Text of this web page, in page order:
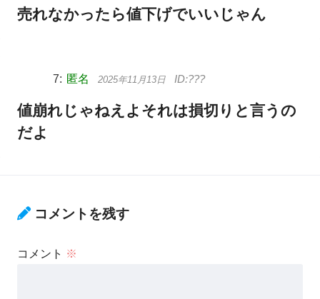
売れなかったら値下げでいいじゃん
匿名 2025年11月13日
値崩れじゃねえよそれは損切りと言うの
だよ
コメントを残す
コメント ※